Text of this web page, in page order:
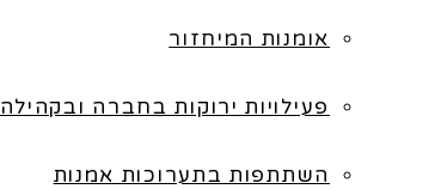
אומנות המיחזור
פעילויות ירוקות בחברה ובקהילה
השתתפות בתערוכות אמנות